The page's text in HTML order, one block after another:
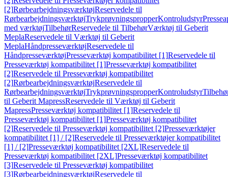
[2]RørbearbejdningsværktøjReservedele til
RørbearbejdningsværktøjTrykprøvningspropperKontroludstyr
med værktøjTilbehørReservedele til TilbehørVærktøj til Geberit
MeplaReservedele til Værktøj til Geberit
MeplaHåndpresseværktøjReservedele til
HåndpresseværktøjPresseværktøj kompatibilitet [1]Reservedele til
Presseværktøj kompatibilitet [1]Presseværktøj kompatibilitet
[2]Reservedele til Presseværktøj kompatibilitet
[2]RørbearbejdningsværktøjReservedele til
RørbearbejdningsværktøjTrykprøvningspropperKontroludstyr
til Geberit MapressReservedele til Værktøj til Geberit
MapressPresseværktøj kompatibilitet [1]Reservedele til
Presseværktøj kompatibilitet [1]Presseværktøj kompatibilitet
[2]Reservedele til Presseværktøj kompatibilitet [2]Presseværktøjer
kompatibilitet [1] / [2]Reservedele til Presseværktøjer kompatibilitet
[1] / [2]Presseværktøj kompatibilitet [2XL]Reservedele til
Presseværktøj kompatibilitet [2XL]Presseværktøj kompatibilitet
[3]Reservedele til Presseværktøj kompatibilitet
[3]RørbearbejdningsværktøjReservedele til